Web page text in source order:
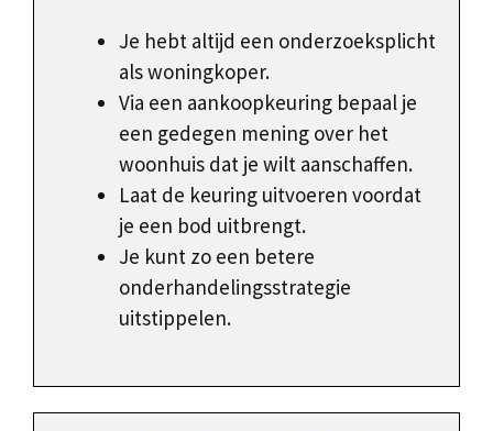
Je hebt altijd een onderzoeksplicht
als woningkoper.
Via een aankoopkeuring bepaal je
een gedegen mening over het
woonhuis dat je wilt aanschaffen.
Laat de keuring uitvoeren voordat
je een bod uitbrengt.
Je kunt zo een betere
onderhandelingsstrategie
uitstippelen.